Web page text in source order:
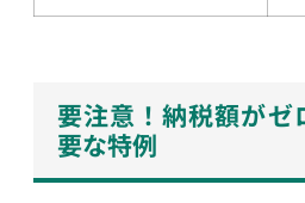
要注意！納税額がゼ
要な特例